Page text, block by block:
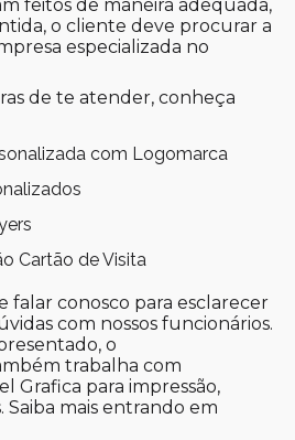
feitos de maneira adequada,
o cliente deve procurar a
especializada no
de te atender, conheça
com Logomarca
Cartão de Visita
falar conosco para esclarecer
com nossos funcionários.
o
trabalha com
Grafica para impressão,
mais entrando em